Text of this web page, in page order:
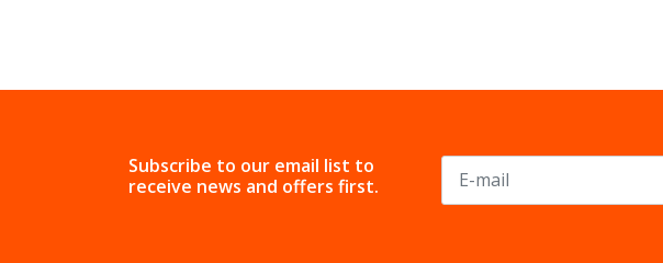
Subscribe to our email list to
receive news and offers first.